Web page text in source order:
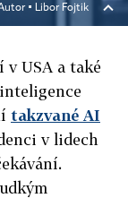
▪ Libor Fojtik
USA a také
takzvané AI
v lidech